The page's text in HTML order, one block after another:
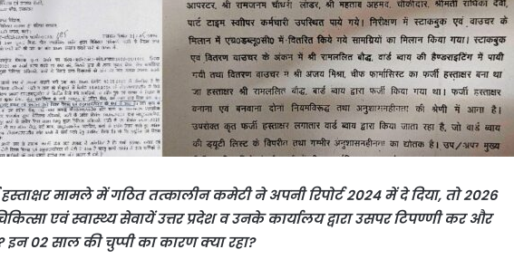
मामले में गठित तत्कालीन कमेटी ने अपनी रिपोर्ट 2024 में दे दिया, तो 2026
एवं स्वास्थ्य सेवायें उत्तर प्रदेश व उनके कार्यालय द्वारा उसपर टिपण्णी कर और
02 साल की चुप्पी का कारण क्या रहा?